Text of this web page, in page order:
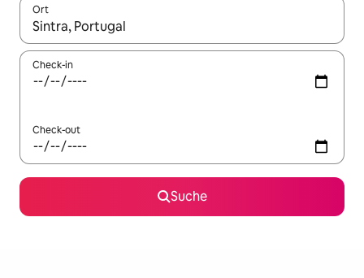
Ort
Wenn Ergebnisse verfügbar sind, navigiere mit den
Check-in
Check-out
Suche